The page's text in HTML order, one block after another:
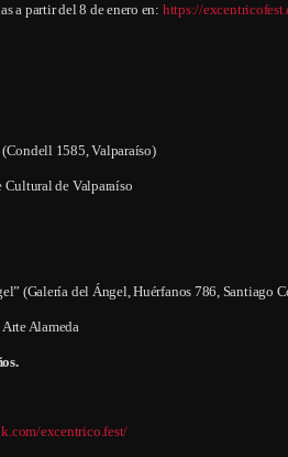
a partir del 8 de enero en: https://
1585, Valparaíso)
Cultural de Valparaíso
(Galería del Ángel, Huérfanos 786, Santiago
Alameda
excentrico.fest/